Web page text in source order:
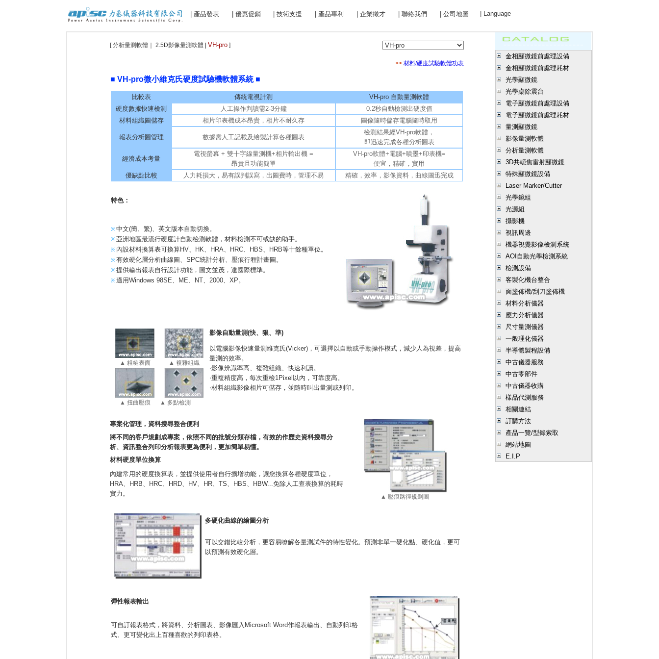
| 產品發表 | 優惠促銷 | 技術支援 | 產品專利 | 企業徵才 | 聯絡我們 | 公司地圖 | Language
[ 分析量測軟體｜ 2.5D影像量測軟體 | VH-pro ]
>> 材料/硬度試驗軟體功表
■ VH-pro微小維克氏硬度試驗機軟體系統 ■
比較表 傳統電視計測
VH-pro 自動量測軟體
硬度數據快速檢測
人工操作判讀需2-3分鐘
0.2秒自動檢測出硬度值
材料組織圖儲存
相片印表機成本昂貴，相片不耐久存 圖像隨時儲存電腦隨時取用
報表分析圖管理 數據需人工記載及繪製計算各種圖表
檢測結果經VH-pro軟體，
即迅速完成各種分析圖表
經濟成本考量
電視螢幕 + 雙十字線量測機+相片輸出機 =
昂貴且功能簡單
VH-pro軟體+電腦+噴墨+印表機=
便宜，精確，實用
優缺點比較
人力耗損大，易有誤判誤寫，出圖費時，管理不易 精確，效率，影像資料，曲線圖迅完成
特色：
※ 中文(簡、繁)、英文版本自動切換。
※ 亞洲地區最流行硬度計自動檢測軟體，材料檢測不可或缺的助手。
※ 內設材料換算表可換算HV、HK、HRA、HRC、HBS、HRB等十餘種單位。
※ 有效硬化層分析曲線圖、SPC統計分析、壓痕行程計畫圖。
※ 提供輸出報表自行設計功能，圖文並茂，達國際標準。
※ 適用Windows 98SE、ME、NT、2000、XP。
▲ 粗糙表面 ▲ 複雜組織
▲ 扭曲壓痕 ▲ 多點檢測
影像自動量測(快、狠、準)
以電腦影像快速量測維克氏(Vicker)，可選擇以自動或手動操作模式，減少人為視差，提高
量測的效率。
‧影像辨識率高、複雜組織、快速利讀。
‧重複精度高，每次重檢1Pixel以內，可靠度高。
‧材料組織影像相片可儲存，並隨時叫出量測或列印。
專案化管理，資料搜尋整合便利
▲ 壓痕路徑規劃圖
將不同的客戶規劃成專案，依照不同的批號分類存檔，有效的作歷史資料搜尋分
析、資訊整合列印分析報表更為便利，更加簡單易懂。
材料硬度單位換算
內建常用的硬度換算表，並提供使用者自行擴增功能，讓您換算各種硬度單位，
HRA、HRB、HRC、HRD、HV、HR、TS、HBS、HBW...免除人工查表換算的耗時
實力。
多硬化曲線的繪圖分析
可以交錯比較分析，更容易瞭解各量測試件的特性變化。預測非單一硬化點、硬化值，更可
以預測有效硬化層。
彈性報表輸出
可自訂報表格式，將資料、分析圖表、影像匯入Microsoft Word作報表輸出、自動列印格
式、更可變化出上百種喜歡的列印表格。
金相顯微鏡前處理設備
金相顯微鏡前處理耗材
光學顯微鏡
光學桌除震台
電子顯微鏡前處理設備
電子顯微鏡前處理耗材
量測顯微鏡
影像量測軟體
分析量測軟體
3D共軛焦雷射顯微鏡
特殊顯微鏡設備
Laser Marker/Cutter
光學鏡組
光源組
攝影機
視訊周邊
機器視覺影像檢測系統
AOI自動光學檢測系統
檢測設備
客製化機台整合
面塗佈機/刮刀塗佈機
材料分析儀器
應力分析儀器
尺寸量測儀器
一般理化儀器
半導體製程設備
中古儀器服務
中古零部件
中古儀器收購
樣品代測服務
相關連結
訂購方法
產品一覽/型錄索取
網站地圖
E.I.P